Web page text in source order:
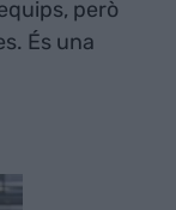
però
És una